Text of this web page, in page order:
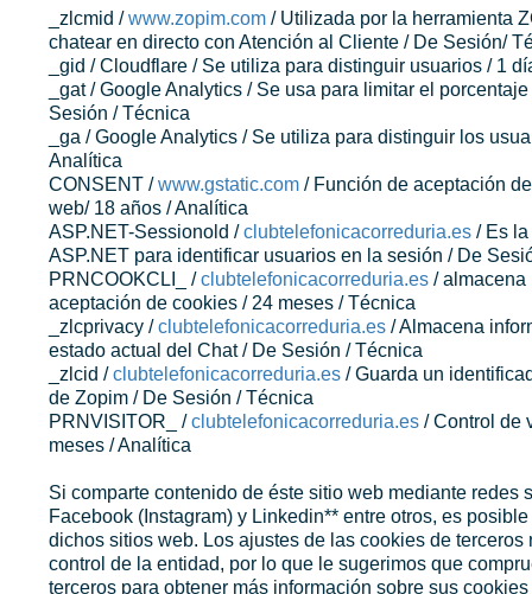
_zlcmid /www.zopim.com/ Utilizada por la herramienta
chatear en directo con Atención al Cliente / De Sesión/
_gid / Cloudflare / Se utiliza para distinguir usuarios / 1
_gat / Google Analytics / Se usa para limitar el
Sesión / Técnica
_ga / Google Analytics / Se utiliza para distinguir los
Analítica
CONSENT /www.gstatic.com/ Función de aceptación
web/ 18 años / Analítica
ASP.NET-Sessionold /clubtelefonicacorreduria.es/ Es la
ASP.NET para identificar usuarios en la sesión / De
PRNCOOKCLI_ /clubtelefonicacorreduria.es/ almacena
aceptación de cookies / 24 meses / Técnica
_zlcprivacy /clubtelefonicacorreduria.es/ Almacena
estado actual del Chat / De Sesión / Técnica
_zlcid /clubtelefonicacorreduria.es/ Guarda un
de Zopim / De Sesión / Técnica
PRNVISITOR_ /clubtelefonicacorreduria.es/ Control de
meses / Analítica
Si comparte contenido de éste sitio web mediante redes
Facebook (Instagram) y Linkedin** entre otros, es
dichos sitios web. Los ajustes de las cookies de terceros
control de la entidad, por lo que le sugerimos que
terceros para obtener más información sobre sus